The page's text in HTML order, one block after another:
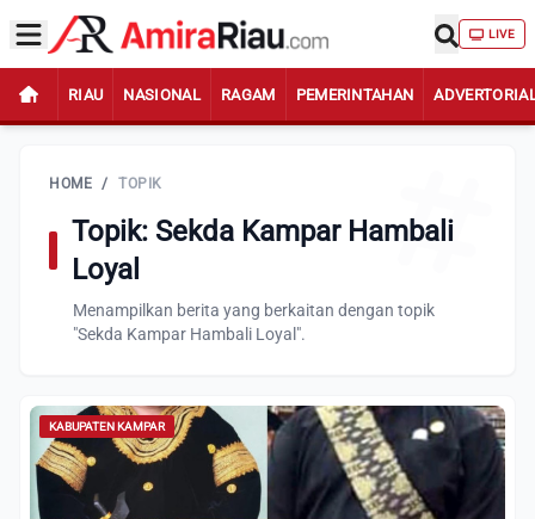
LIVE
RIAU NASIONAL RAGAM PEMERINTAHAN
HOME / TOPIK
Topik: Sekda Kampar Hambali
Loyal
Menampilkan berita yang berkaitan dengan topik
"Sekda Kampar Hambali Loyal".
KABUPATEN KAMPAR